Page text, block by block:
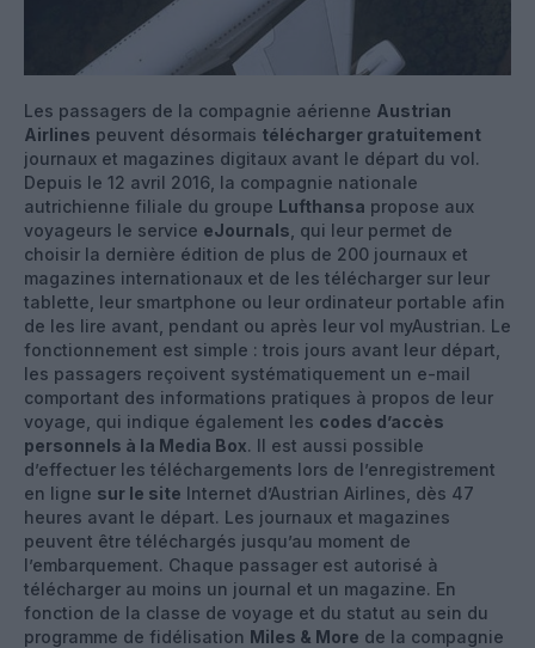
Les passagers de la compagnie aérienne Austrian
Airlines peuvent désormais télécharger gratuitement
journaux et magazines digitaux avant le départ du vol.
Depuis le 12 avril 2016, la compagnie nationale
autrichienne filiale du groupe Lufthansa propose aux
voyageurs le service eJournals , qui leur permet de
choisir la dernière édition de plus de 200 journaux et
magazines internationaux et de les télécharger sur leur
tablette, leur smartphone ou leur ordinateur portable afin
de les lire avant, pendant ou après leur vol myAustrian. Le
fonctionnement est simple : trois jours avant leur départ,
les passagers reçoivent systématiquement un e-mail
comportant des informations pratiques à propos de leur
voyage, qui indique également les codes d’accès
personnels à la Media Box. Il est aussi possible
d’effectuer les téléchargements lors de l’enregistrement
en ligne sur le site Internet d’Austrian Airlines, dès 47
heures avant le départ. Les journaux et magazines
peuvent être téléchargés jusqu’au moment de
l’embarquement. Chaque passager est autorisé à
télécharger au moins un journal et un magazine. En
fonction de la classe de voyage et du statut au sein du
programme de fidélisation Miles & More de la compagnie